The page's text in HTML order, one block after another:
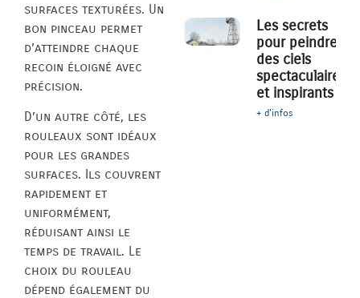
surfaces texturées. Un
bon pinceau permet
d’atteindre chaque
recoin éloigné avec
précision.
D’un autre côté, les
rouleaux sont idéaux
pour les grandes
surfaces. Ils couvrent
rapidement et
uniformément,
réduisant ainsi le
temps de travail. Le
choix du rouleau
dépend également du
Les secrets
pour peindre
des ciels
spectaculaires
et inspirants
+ d'infos